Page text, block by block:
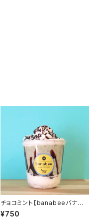
チョコミント【banabeeバナナ
ジュースパフェ】
¥750